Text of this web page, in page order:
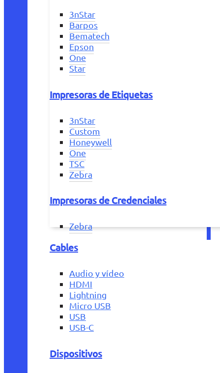
3nStar
Barpos
Bematech
Epson
One
Star
Impresoras de Etiquetas
3nStar
Custom
Honeywell
One
TSC
Zebra
Impresoras de Credenciales
Zebra
Cables
Audio y vídeo
HDMI
Lightning
Micro USB
USB
USB-C
Dispositivos